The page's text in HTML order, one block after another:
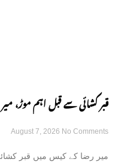
قبر کشائی سے قبل اہم موڑ،
نے اجازت دینے سے انکار کر دیا
August 7, 2026 No Comments
میر رضا کے کیس میں قبر